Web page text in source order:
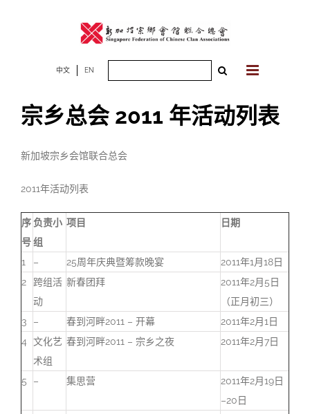
中文 EN
宗乡总会 2011 年活动列表
新加坡宗乡会馆联合总会
2011年活动列表
序
号
负责小
组
项目 日期
1 – 25周年庆典暨筹款晚宴
2011年1月18日
2
跨组活
动
新春团拜
2011年2月5日
（正月初三）
3
– 春到河畔2011 – 开幕
2011年2月1日
4
文化艺
术组
春到河畔2011 – 宗乡之夜 2011年2月7日
5 – 集思营
2011年2月19日
–20日